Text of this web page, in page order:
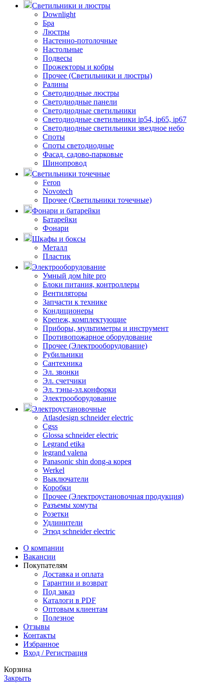
Светильники и люстры
Downlight
Бра
Люстры
Настенно-потолочные
Настольные
Подвесы
Прожекторы и кобры
Прочее (Светильники и люстры)
Ралины
Светодиодные люстры
Светодиодные панели
Светодиодные светильники
Светодиодные светильники ip54, ip65, ip67
Светодиодные светильники звездное небо
Споты
Споты светодиодные
Фасад, садово-парковые
Шинопровод
Светильники точечные
Feron
Novotech
Прочее (Светильники точечные)
Фонари и батарейки
Батарейки
Фонари
Шкафы и боксы
Металл
Пластик
Электрооборудование
Умный дом hite pro
Блоки питания, контроллеры
Вентиляторы
Запчасти к технике
Кондиционеры
Крепеж, комплектующие
Приборы, мультиметры и инструмент
Противопожарное оборудование
Прочее (Электрооборудование)
Рубильники
Сантехника
Эл. звонки
Эл. счетчики
Эл. тэны-эл.конфорки
Электрооборудование
Электроустановочные
Atlasdesign schneider electric
Cgss
Glossa schneider electric
Legrand etika
legrand valena
Panasonic shin dong-a корея
Werkel
Выключатели
Коробки
Прочее (Электроустановочная продукция)
Разъемы хомуты
Розетки
Удлинители
Этюд schneider electric
О компании
Вакансии
Покупателям
Доставка и оплата
Гарантии и возврат
Под заказ
Каталоги в PDF
Оптовым клиентам
Полезное
Отзывы
Контакты
Избранное
Вход / Регистрация
Корзина
Закрыть